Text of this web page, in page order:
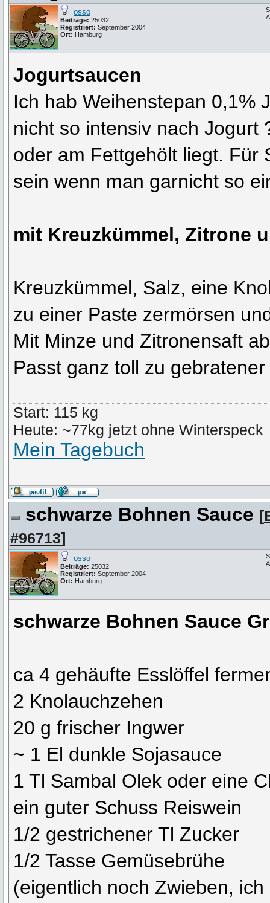
osso
Beiträge: 25032
Registriert: September 2004
Ort: Hamburg
Jogurtsaucen
Ich hab Weihenstepan 0,1%
nicht so intensiv nach Jogurt
oder am Fettgehölt liegt. Für
sein wenn man garnicht so
mit Kreuzkümmel, Zitrone
Kreuzkümmel, Salz, eine
zu einer Paste zermörsen
Mit Minze und Zitronensaft
Passt ganz toll zu
Start: 115 kg
Heute: ~77kg jetzt ohne Winterspeck
Mein Tagebuch
schwarze Bohnen Sauce [
#96713]
osso
Beiträge: 25032
Registriert: September 2004
Ort: Hamburg
schwarze Bohnen Sauce
ca 4 gehäufte Esslöffel
2 Knolauchzehen
20 g frischer Ingwer
~ 1 El dunkle Sojasauce
1 Tl Sambal Olek oder eine
ein guter Schuss Reiswein
1/2 gestrichener Tl Zucker
1/2 Tasse Gemüsebrühe
(eigentlich noch Zwieben,